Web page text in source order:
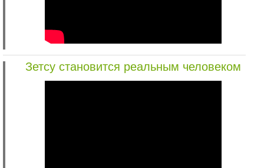
Зетсу становится реальным человеком